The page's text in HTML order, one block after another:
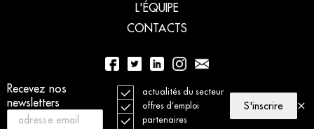
Recevez nos
newsletters
actualités du secteur
offres d’emploi
partenaires
S'inscrire
L'ÉQUIPE
CONTACTS
01 56 77 04 00
© 2021 La Lettre du Musicien. Tous droits réservés